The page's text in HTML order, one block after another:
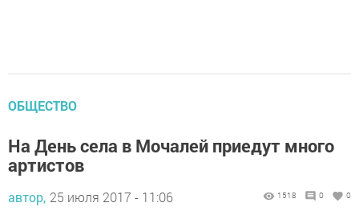
ОБЩЕСТВО
На День села в Мочалей приедут много
артистов
автор, 25 июля 2017 - 11:06 1518 0 0